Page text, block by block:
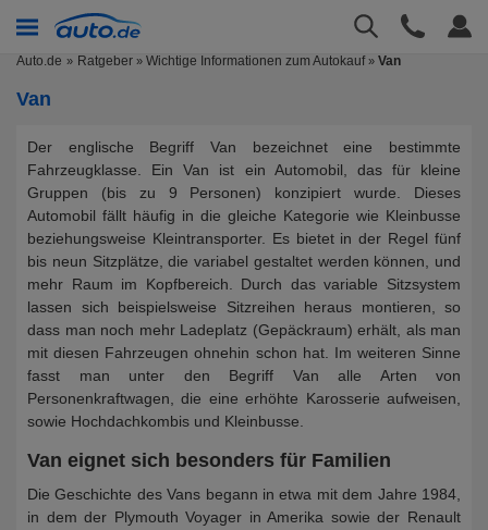
Auto.de Ratgeber » Wichtige Informationen zum Autokauf» Van
Van
Der englische Begriff Van bezeichnet eine bestimmte
Fahrzeugklasse. Ein Van ist ein Automobil, das für kleine
Gruppen (bis zu 9 Personen) konzipiert wurde. Dieses
Automobil fällt häufig in die gleiche Kategorie wie Kleinbusse
beziehungsweise Kleintransporter. Es bietet in der Regel fünf
bis neun Sitzplätze, die variabel gestaltet werden können, und
mehr Raum im Kopfbereich. Durch das variable Sitzsystem
lassen sich beispielsweise Sitzreihen heraus montieren, so
dass man noch mehr Ladeplatz (Gepäckraum) erhält, als man
mit diesen Fahrzeugen ohnehin schon hat. Im weiteren Sinne
fasst man unter den Begriff Van alle Arten von
Personenkraftwagen, die eine erhöhte Karosserie aufweisen,
sowie Hochdachkombis und Kleinbusse.
Van eignet sich besonders für Familien
Die Geschichte des Vans begann in etwa mit dem Jahre 1984,
in dem der Plymouth Voyager in Amerika sowie der Renault